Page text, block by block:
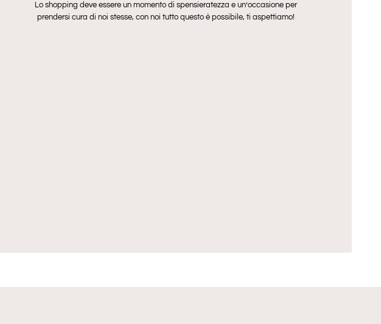
Lo shopping deve essere un momento di spensieratezza e un’occasione per
prendersi cura di noi stesse, con noi tutto questo è possibile, ti aspettiamo!